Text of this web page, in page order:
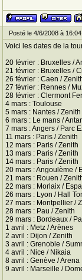
Posté le 4/6/2008 à 16:04
Voici les dates de la
20 février : Bruxelles /
21 février : Bruxelles /
26 février : Caen /
27 février : Rennes /
28 février : Clermont
4 mars : Toulouse
5 mars : Nantes / Zenith
6 mars : Le mans /
7 mars : Angers / Parc
11 mars : Paris / Zenith
12 mars : Paris / Zenith
13 mars : Paris / Zenith
14 mars : Paris / Zenith
20 mars : Angoulème /
21 mars : Rouen /
22 mars : Morlaix /
26 mars : Lyon / Hall
27 mars : Montpellier /
28 mars : Pau / Zenith
29 mars : Bordeaux /
1 avril : Metz / Arènes
2 avril : Dijon / Zenith
3 avril : Grenoble /
4 avril : Nice / Nikaia
8 avril : Genève / Arena
9 avril : Marseille /